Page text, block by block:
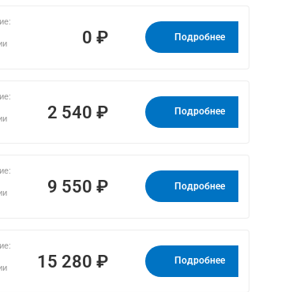
0 ₽ Подробнее
2 540 ₽ Подробнее
9 550 ₽ Подробнее
15 280 ₽ Подробнее